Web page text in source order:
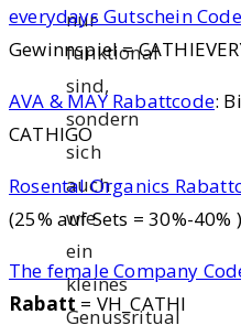
nur
funktional
sind,
sondern
sich
auch
wie
ein
kleines
Genussritual
everydays Gutschein Code
Gewinnspiel =
AVA & MAY Rabattcode:
CATHIGO
Rosental Organics
(25% auf Sets = 30%-40%
The female Company
Rabatt = VH_CATHI